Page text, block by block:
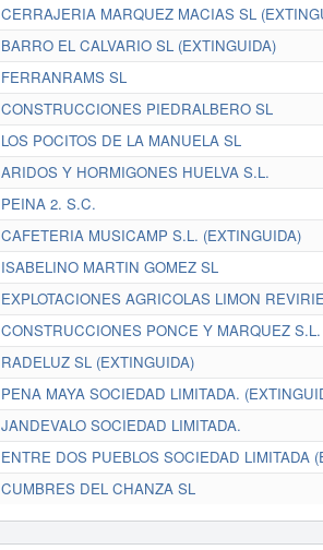
CERRAJERIA MARQUEZ MACIAS SL
BARRO EL CALVARIO SL (EXTINGUIDA)
FERRANRAMS SL
CONSTRUCCIONES PIEDRALBERO SL
LOS POCITOS DE LA MANUELA SL
ARIDOS Y HORMIGONES HUELVA S.L.
PEINA 2. S.C.
CAFETERIA MUSICAMP S.L. (EXTINGUIDA)
ISABELINO MARTIN GOMEZ SL
EXPLOTACIONES AGRICOLAS LIMON
CONSTRUCCIONES PONCE Y MARQUEZ S.L.
RADELUZ SL (EXTINGUIDA)
PENA MAYA SOCIEDAD LIMITADA.
JANDEVALO SOCIEDAD LIMITADA.
ENTRE DOS PUEBLOS SOCIEDAD LIMITADA
CUMBRES DEL CHANZA SL